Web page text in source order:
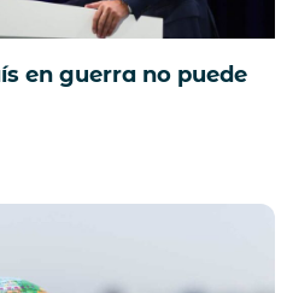
en guerra no puede